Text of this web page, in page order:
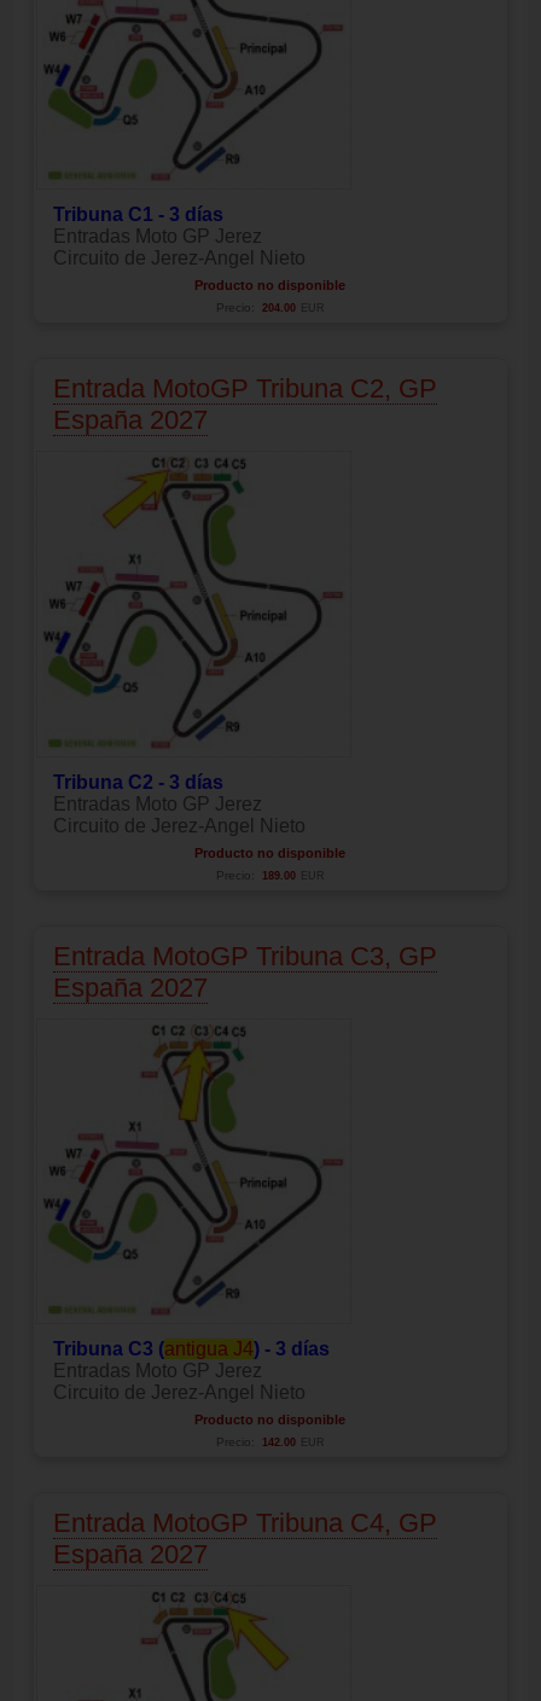
Tribuna C1 - 3 días
Entradas Moto GP Jerez
Circuito de Jerez-Angel Nieto
Producto no disponible
Precio: 204.00 EUR
Entrada MotoGP Tribuna C2, GP
España 2027
Tribuna C2 - 3 días
Entradas Moto GP Jerez
Circuito de Jerez-Angel Nieto
Producto no disponible
Precio: 189.00 EUR
Entrada MotoGP Tribuna C3, GP
España 2027
Tribuna C3 (antigua J4) - 3 días
Entradas Moto GP Jerez
Circuito de Jerez-Angel Nieto
Producto no disponible
Precio: 142.00 EUR
Entrada MotoGP Tribuna C4, GP
España 2027